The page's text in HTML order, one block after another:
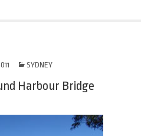
SYDNEY
Harbour Bridge